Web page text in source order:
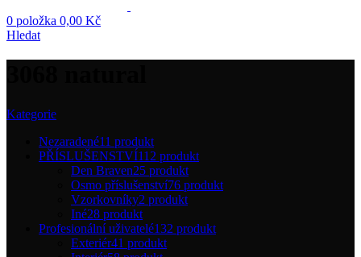
0 položka 0,00 Kč
Hledat
Kategorie
Nezaradené11 produkt
PŘÍSLUŠENSTVÍ112 produkt
Den Braven25 produkt
Osmo příslušenství76 produkt
Vzorkovníky2 produkt
Iné28 produkt
Profesionální uživatelé132 produkt
Exteriér41 produkt